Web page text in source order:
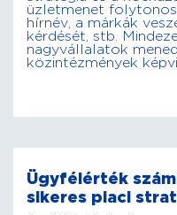
üzletmenet
hírnév, a márkák
kérdését, stb.
nagyvállalatok
közintézmények
Ügyfélérték
sikeres piaci